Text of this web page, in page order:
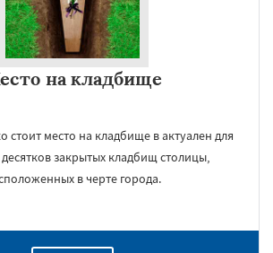
на кладбище
стоит место на кладбище в актуален для
закрытых кладбищ столицы,
в черте города.
на обработку персональных данных